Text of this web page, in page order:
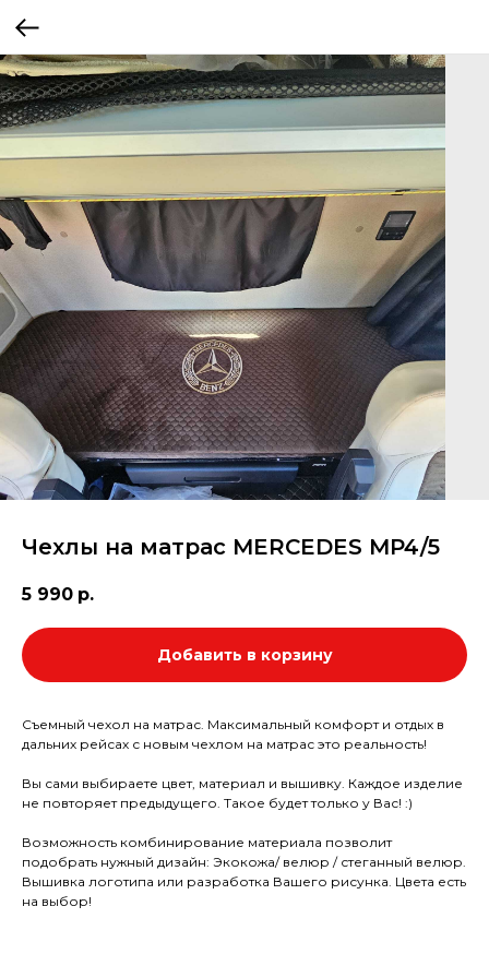
Чехлы на матрас MERCEDES MP4/5
5 990 р.
Добавить в корзину
Съемный чехол на матрас. Максимальный комфорт и отдых в
дальних рейсах с новым чехлом на матрас это реальность!
Вы сами выбираете цвет, материал и вышивку. Каждое изделие
не повторяет предыдущего. Такое будет только у Вас! :)
Возможность комбинирование материала позволит
подобрать нужный дизайн: Экокожа/ велюр / стеганный велюр.
Вышивка логотипа или разработка Вашего рисунка. Цвета есть
на выбор!